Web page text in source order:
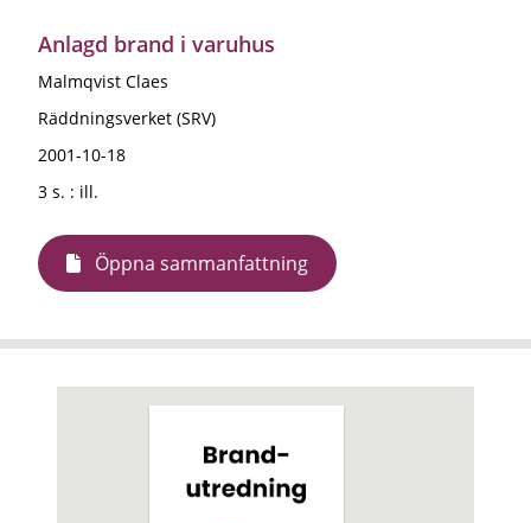
Anlagd brand i varuhus
Malmqvist Claes
Räddningsverket (SRV)
2001-10-18
3 s. : ill.
Öppna sammanfattning